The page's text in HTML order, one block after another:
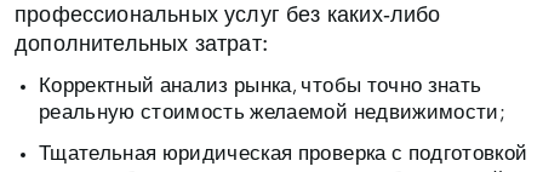
профессиональных услуг без каких‑либо
дополнительных затрат:
Корректный анализ рынка, чтобы точно знать
реальную стоимость желаемой недвижимости;
Тщательная юридическая проверка с подготовкой